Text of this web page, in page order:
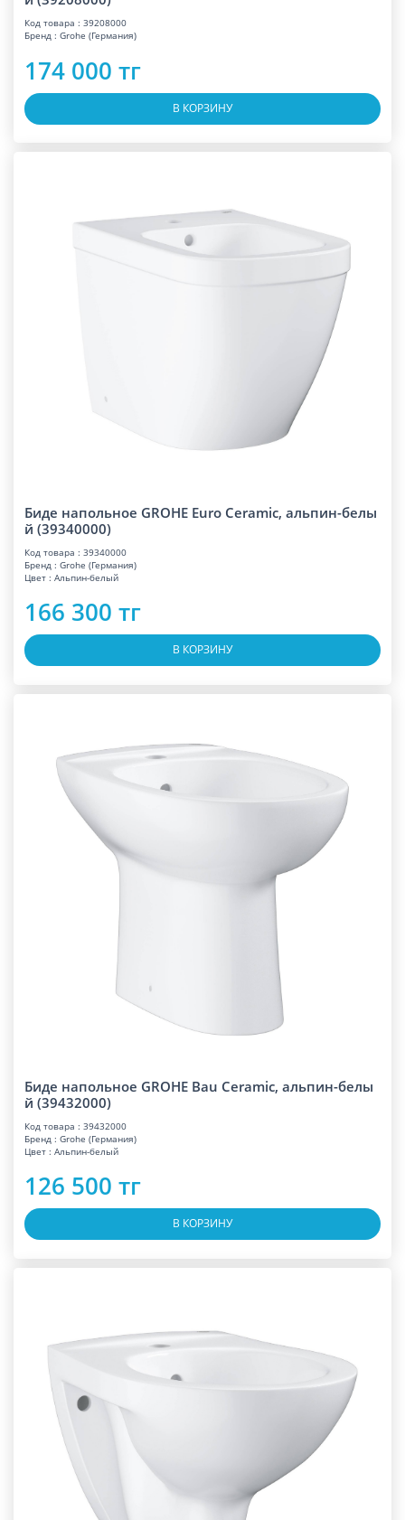
Код товара : 39208000
Бренд : Grohe (Германия)
174 000 тг
В КОРЗИНУ
Биде напольное GROHE Euro Ceramic, альпин-белы
й (39340000)
Код товара : 39340000
Бренд : Grohe (Германия)
Цвет : Альпин-белый
166 300 тг
В КОРЗИНУ
Биде напольное GROHE Bau Ceramic, альпин-белы
й (39432000)
Код товара : 39432000
Бренд : Grohe (Германия)
Цвет : Альпин-белый
126 500 тг
В КОРЗИНУ